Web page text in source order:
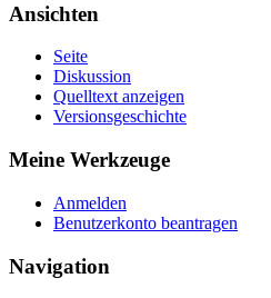
Ansichten
Seite
Diskussion
Quelltext anzeigen
Versionsgeschichte
Meine Werkzeuge
Anmelden
Benutzerkonto beantragen
Navigation